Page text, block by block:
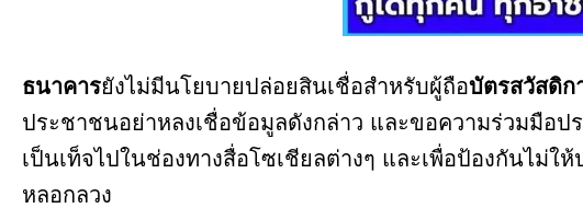
ธนาคารยังไม่มีนโยบายปล่อยสินเชื่อสำหรับผู้ถือบัตรสวัสดิก
ประชาชนอย่าหลงเชื่อข้อมูลดังกล่าว และขอความร่วมมือ
เป็นเท็จไปในช่องทางสื่อโซเชียลต่างๆ และเพื่อป้องกันไม่
หลอกลวง